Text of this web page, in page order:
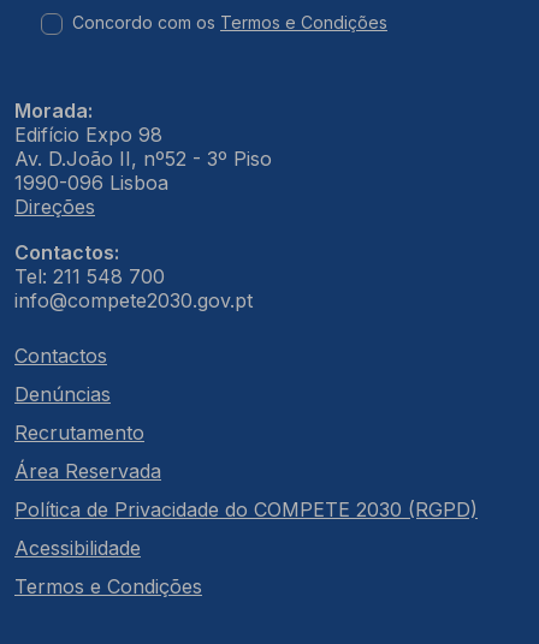
Concordo com os Termos e Condições
Morada:
Edifício Expo 98
Av. D.João II, nº52 - 3º Piso
1990-096 Lisboa
Direções
Contactos:
Tel: 211 548 700
info@compete2030.gov.pt
Contactos
Denúncias
Recrutamento
Área Reservada
Política de Privacidade do COMPETE 2030 (RGPD)
Acessibilidade
Termos e Condições